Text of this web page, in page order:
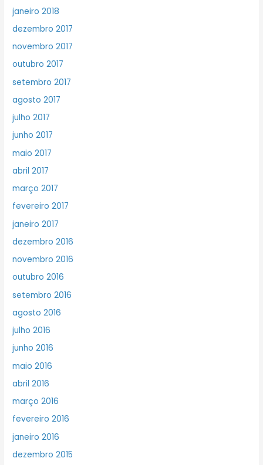
janeiro 2018
dezembro 2017
novembro 2017
outubro 2017
setembro 2017
agosto 2017
julho 2017
junho 2017
maio 2017
abril 2017
março 2017
fevereiro 2017
janeiro 2017
dezembro 2016
novembro 2016
outubro 2016
setembro 2016
agosto 2016
julho 2016
junho 2016
maio 2016
abril 2016
março 2016
fevereiro 2016
janeiro 2016
dezembro 2015